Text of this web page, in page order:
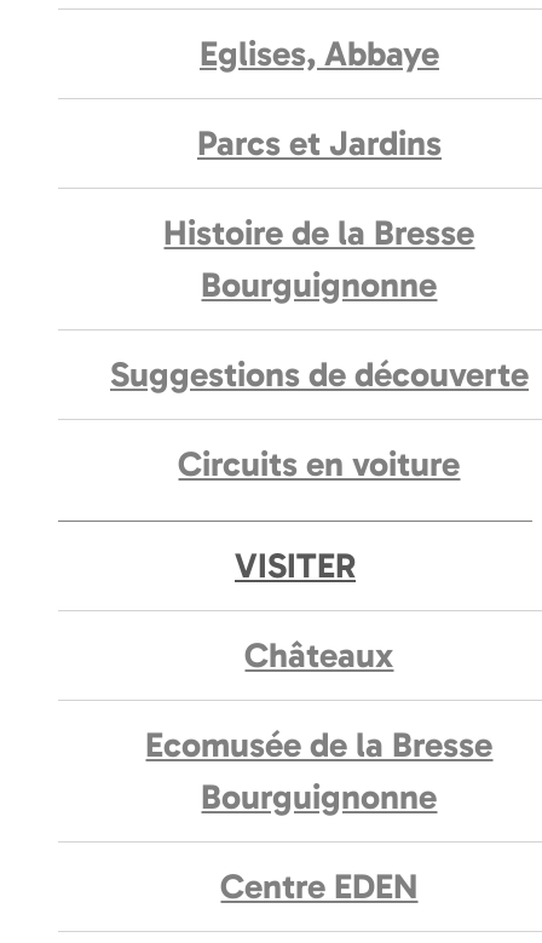
Eglises, Abbaye
Parcs et Jardins
Histoire de la Bresse
Bourguignonne
Suggestions de découverte
Circuits en voiture
VISITER
Châteaux
Ecomusée de la Bresse
Bourguignonne
Centre EDEN